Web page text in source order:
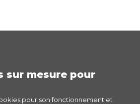
sur mesure pour
pour son fonctionnement et